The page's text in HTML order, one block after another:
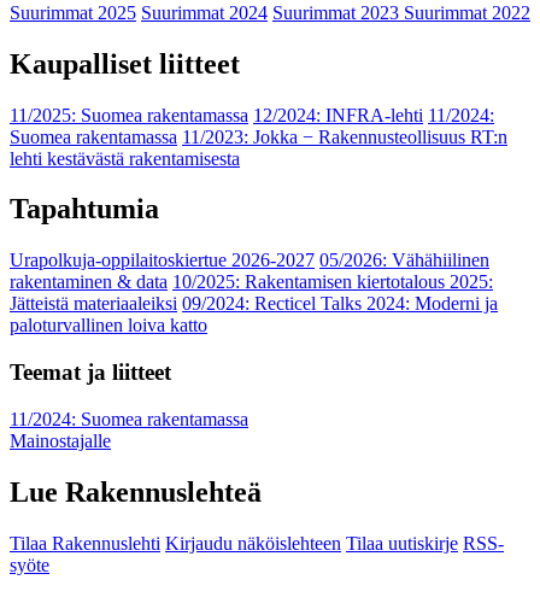
Suurimmat 2025 Suurimmat 2024 Suurimmat 2023 Suurimmat 2022
Kaupalliset liitteet
11/2025: Suomea rakentamassa 12/2024: INFRA-lehti 11/2024:
Suomea rakentamassa 11/2023: Jokka − Rakennusteollisuus RT:n
lehti kestävästä rakentamisesta
Tapahtumia
Urapolkuja-oppilaitoskiertue 2026-2027 05/2026: Vähähiilinen
rakentaminen & data 10/2025: Rakentamisen kiertotalous 2025:
Jätteistä materiaaleiksi 09/2024: Recticel Talks 2024: Moderni ja
paloturvallinen loiva katto
Teemat ja liitteet
11/2024: Suomea rakentamassa
Mainostajalle
Lue Rakennuslehteä
Tilaa Rakennuslehti Kirjaudu näköislehteen Tilaa uutiskirje RSS-
syöte